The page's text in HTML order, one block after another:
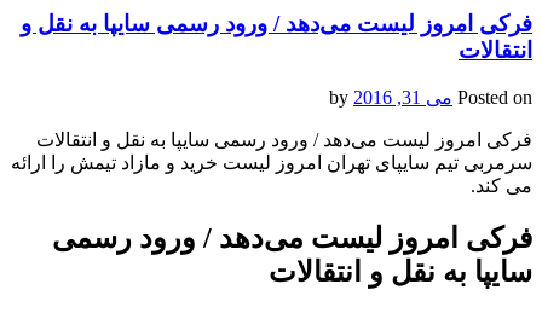
فرکی امروز لیست می‌دهد / ورود رسمی سایپا به نقل و
انتقالات
Posted on می 31, 2016
فرکی امروز لیست می‌دهد / ورود رسمی سایپا به نقل و انتقالات
سرمربی تیم سایپای تهران امروز لیست خرید و مازاد تیمش را ارائه
می کند.
فرکی امروز لیست می‌دهد / ورود رسمی
سایپا به نقل و انتقالات